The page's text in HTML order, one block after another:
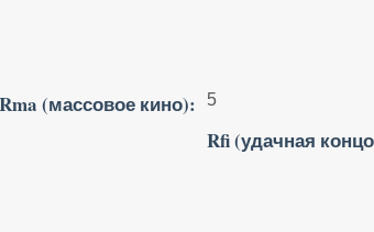
Rma (массовое кино): 5
Rfi (удачная